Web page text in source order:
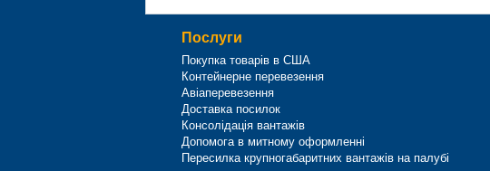
Послуги
Покупка товарів в США
Контейнерне перевезення
Авіаперевезення
Доставка посилок
Консолідація вантажів
Допомога в митному оформленні
Пересилка крупногабаритних вантажів на палубі